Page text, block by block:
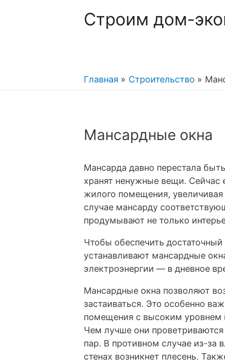
Строим дом-
Главная Строительство
Мансардные окна
Мансарда давно перестала
хранят ненужные вещи. Сейчас
жилого помещения,
случае мансарду
продумывают не только
Чтобы обеспечить
устанавливают мансардные
электроэнергии — в дневное
Мансардные окна позволяют
застаиваться. Это особенно
помещения с высоким уровнем
Чем лучше они
пар. В противном случае из-за
стенах возникнет плесень.